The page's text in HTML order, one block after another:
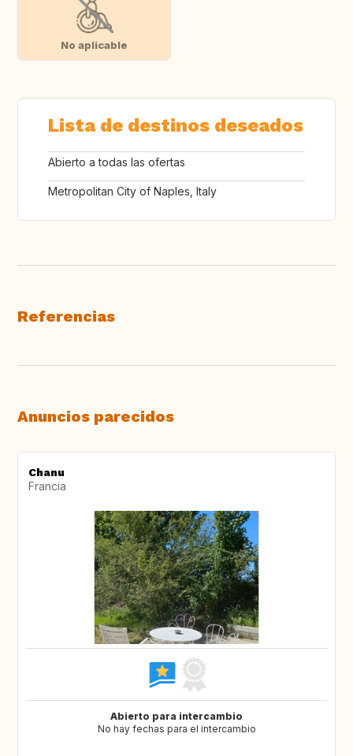
No aplicable
Lista de destinos deseados
Abierto a todas las ofertas
Metropolitan City of Naples, Italy
Referencias
Anuncios parecidos
Chanu
Francia
Abierto para intercambio
No hay fechas para el intercambio